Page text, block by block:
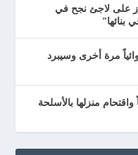
على لاجئ نجح في
بنائها”
مرة أخرى وسيبرد
تبلغ من العمر 20 عاماً واقتحام منزلها بالأسلحة